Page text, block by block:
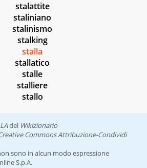
stalattite
staliniano
stalinismo
stalking
stalla
stallatico
stalle
stalliere
stallo
del Wikizionario
Commons Attribuzione-Condividi
sono in alcun modo espressione
S.p.A.